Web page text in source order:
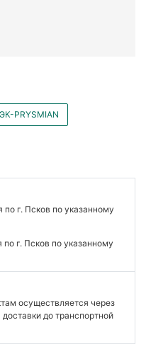
PRYSMIAN
г. Псков по указанному
г. Псков по указанному
осуществляется через
до транспортной